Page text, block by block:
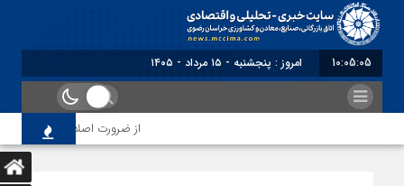
10:05:05 برابر با : Thursday - 6 August - 2026
از ضرورت اصلاح رویه‌های